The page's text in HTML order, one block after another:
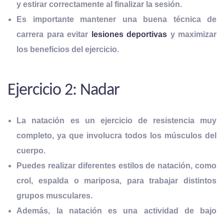
y estirar correctamente al finalizar la sesión.
Es importante mantener una buena técnica de
carrera para evitar
lesiones deportivas y maximizar
los beneficios del ejercicio.
Ejercicio 2: Nadar
La natación es un ejercicio de resistencia muy
completo, ya que involucra todos los músculos del
cuerpo.
Puedes realizar diferentes estilos de natación, como
crol, espalda o mariposa, para trabajar distintos
grupos musculares.
Además, la natación es una actividad de bajo